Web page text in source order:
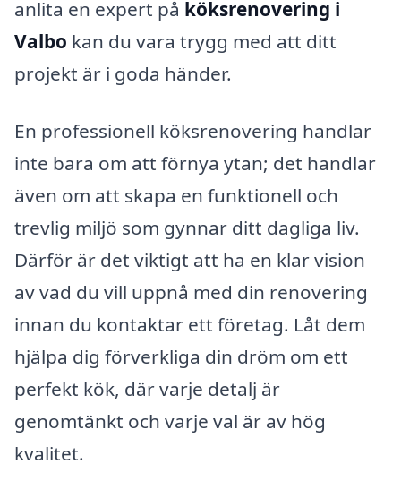
anlita en expert på köksrenovering i
Valbo kan du vara trygg med att ditt
projekt är i goda händer.
En professionell köksrenovering handlar
inte bara om att förnya ytan; det handlar
även om att skapa en funktionell och
trevlig miljö som gynnar ditt dagliga liv.
Därför är det viktigt att ha en klar vision
av vad du vill uppnå med din renovering
innan du kontaktar ett företag. Låt dem
hjälpa dig förverkliga din dröm om ett
perfekt kök, där varje detalj är
genomtänkt och varje val är av hög
kvalitet.